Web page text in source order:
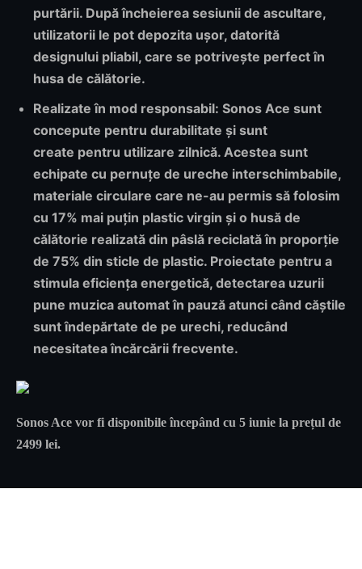
purtării. După încheierea sesiunii de ascultare,
utilizatorii le pot depozita ușor, datorită
designului pliabil, care se potrivește perfect în
husa de călătorie.
Realizate în mod responsabil: Sonos Ace sunt
concepute pentru durabilitate și sunt
create pentru utilizare zilnică. Acestea sunt
echipate cu pernuțe de ureche interschimbabile,
materiale circulare care ne-au permis să folosim
cu 17% mai puțin plastic virgin și o husă de
călătorie realizată din pâslă reciclată în proporție
de 75% din sticle de plastic. Proiectate pentru a
stimula eficiența energetică, detectarea uzurii
pune muzica automat în pauză atunci când căștile
sunt îndepărtate de pe urechi, reducând
necesitatea încărcării frecvente.
Sonos Ace vor fi disponibile începând cu 5 iunie la prețul de
2499 lei.